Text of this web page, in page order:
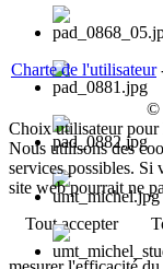
Charte de l'utilisateur
©
Choix utilisateur pour
Nous utilisons des
services possibles. Si
site web pourrait ne
Tout accepter